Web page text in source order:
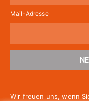
Mail-Adresse
Wir freuen uns, wenn